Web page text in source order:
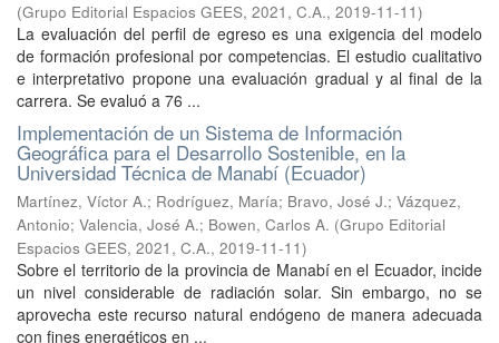
(Grupo Editorial Espacios GEES, 2021, C.A., 2019-11-11)
La evaluación del perfil de egreso es una exigencia del modelo
de formación profesional por competencias. El estudio cualitativo
e interpretativo propone una evaluación gradual y al final de la
carrera. Se evaluó a 76 ...
Implementación de un Sistema de Información
Geográfica para el Desarrollo Sostenible, en la
Universidad Técnica de Manabí (Ecuador)
Martínez, Víctor A.; Rodríguez, María; Bravo, José J.; Vázquez,
Antonio; Valencia, José A.; Bowen, Carlos A. (Grupo Editorial
Espacios GEES, 2021, C.A., 2019-11-11)
Sobre el territorio de la provincia de Manabí en el Ecuador, incide
un nivel considerable de radiación solar. Sin embargo, no se
aprovecha este recurso natural endógeno de manera adecuada
con fines energéticos en ...